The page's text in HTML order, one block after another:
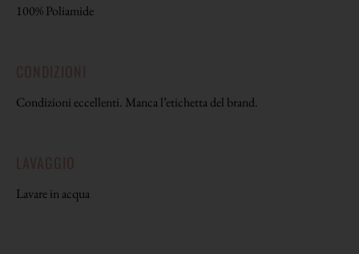
100% Poliamide
Condizioni eccellenti. Manca l’etichetta del brand.
Lavare in acqua